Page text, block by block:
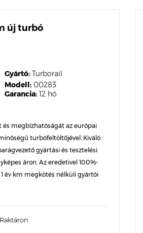
új turbó
Garancia: 12 hó
Modell: 00283
Gyártó: Turborail
megbízhatóságát az európai
turbófeltöltőjével. Kiváló
gyártási és tesztelési
áron. Az eredetivel 100%-
év km megkötés nélküli gyártói
Raktáron